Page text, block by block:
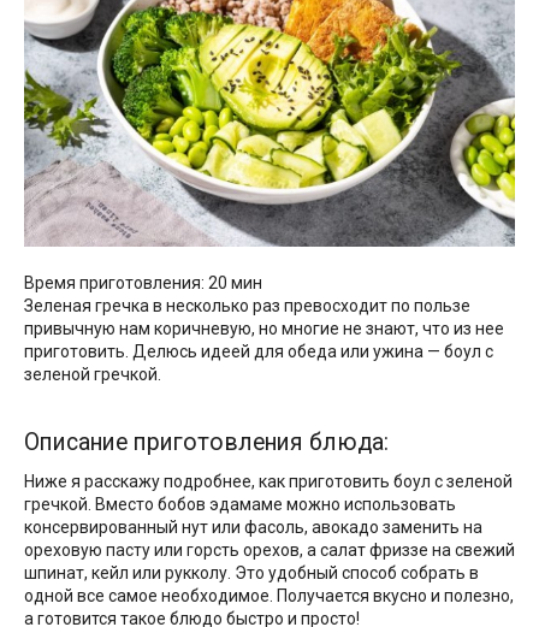
Время приготовления: 20 мин
Зеленая гречка в несколько раз превосходит по пользе
привычную нам коричневую, но многие не знают, что из нее
приготовить. Делюсь идеей для обеда или ужина — боул с
зеленой гречкой.
Описание приготовления блюда:
Ниже я расскажу подробнее, как приготовить боул с зеленой
гречкой. Вместо бобов эдамаме можно использовать
консервированный нут или фасоль, авокадо заменить на
ореховую пасту или горсть орехов, а салат фриззе на свежий
шпинат, кейл или рукколу. Это удобный способ собрать в
одной все самое необходимое. Получается вкусно и полезно,
а готовится такое блюдо быстро и просто!